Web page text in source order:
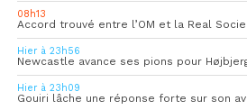
08h13
Accord trouvé entre l’OM et la Real
Hier à 23h56
Hier à 23h09
Gouiri lâche une réponse forte sur son